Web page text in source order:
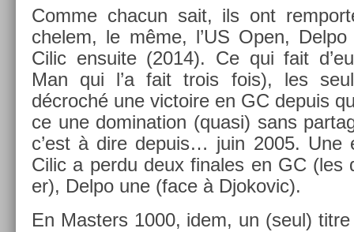
Comme chacun sait, ils ont
chelem, le même, l’US Open,
Cilic en­suite (2014). Ce qui fait
Man qui l’a fait trois fois), les
décroché une vic­toire en GC de­puis
ce une domina­tion (quasi) sans
c’est à dire de­puis… juin 2005. Une
Cilic a perdu deux fin­ales en GC
er), Delpo une (face à Djokovic).
En Mast­ers 1000, idem, un (seul)